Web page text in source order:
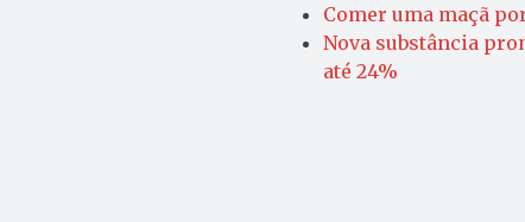
Comer uma maçã
Nova substância
até 24%